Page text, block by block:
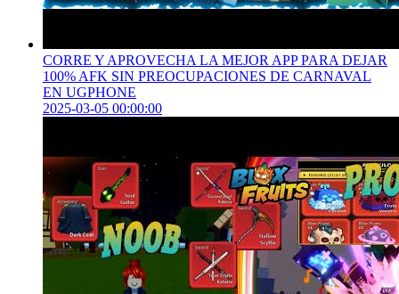
CORRE Y APROVECHA LA MEJOR APP PARA DEJAR
100% AFK SIN PREOCUPACIONES DE CARNAVAL
EN UGPHONE
2025-03-05 00:00:00